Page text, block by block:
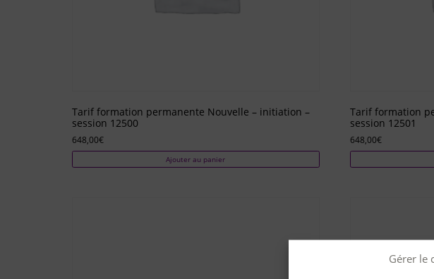
Gérer le
Tarif formation permanente Nouvelle – initiation –
session 12500
648,00€
Ajouter au panier
Tarif formation
session 12501
648,00€